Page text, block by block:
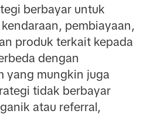
berbayar untuk
pembiayaan,
produk terkait kepada
dengan
yang mungkin juga
tidak berbayar
atau referral,